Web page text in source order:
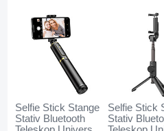
Selfie Stick Stange
Stativ Bluetooth
Selfie Stick
Stativ